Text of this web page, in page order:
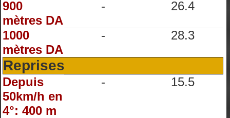
900
mètres DA
- 26.4
1000
mètres DA
- 28.3
Reprises
Depuis
50km/h en
4°: 400 m
- 15.5